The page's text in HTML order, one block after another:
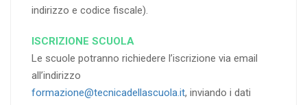
indirizzo e codice fiscale).
ISCRIZIONE SCUOLA
Le scuole potranno richiedere l’iscrizione via email
all’indirizzo
formazione@tecnicadellascuola.it, inviando i dati